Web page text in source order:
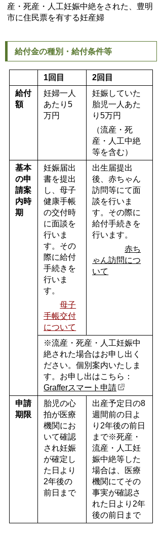
産・死産・人工妊娠中絶をされた、豊明
市に住民票を有する妊産婦
給付金の種別・給付条件等
1回目 2回目
給付
額
妊婦一人
あたり5
万円
妊娠していた
胎児一人あた
り5万円
（流産・死
産・人工中絶
等を含む）
基本
の申
請案
内時
期
妊娠届出
書を提出
し、母子
健康手帳
の交付時
に面談を
行いま
す。その
際に給付
手続きを
行いま
す。
母子
手帳交付
について
出生届提出
後、赤ちゃん
訪問等にて面
談を行いま
す。その際に
給付手続きを
行います。
赤ち
ゃん訪問につ
いて
※流産・死産・人工妊娠中
絶された場合はお申し出く
ださい。個別案内いたしま
す。お申し出はこちら：
Grafferスマート申請
申請
期限
胎児の心
拍が医療
機関にお
いて確認
され妊娠
が確定し
た日より
2年後の
前日まで
出産予定日の8
週間前の日よ
り 2年後の前日
まで※死産・
流産・人工妊
娠中絶等した
場合は、医療
機関にてその
事実が確認さ
れた日より 2年
後の前日まで